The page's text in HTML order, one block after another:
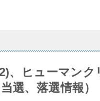
、ヒューマン
選、落選情報）